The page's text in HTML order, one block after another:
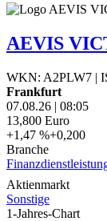
AEVIS
WKN: A2PLW7 |
Frankfurt
07.08.26 | 08:05
13,800 Euro
+1,47 %+0,200
Branche
Aktienmarkt
Sonstige
1-Jahres-Chart